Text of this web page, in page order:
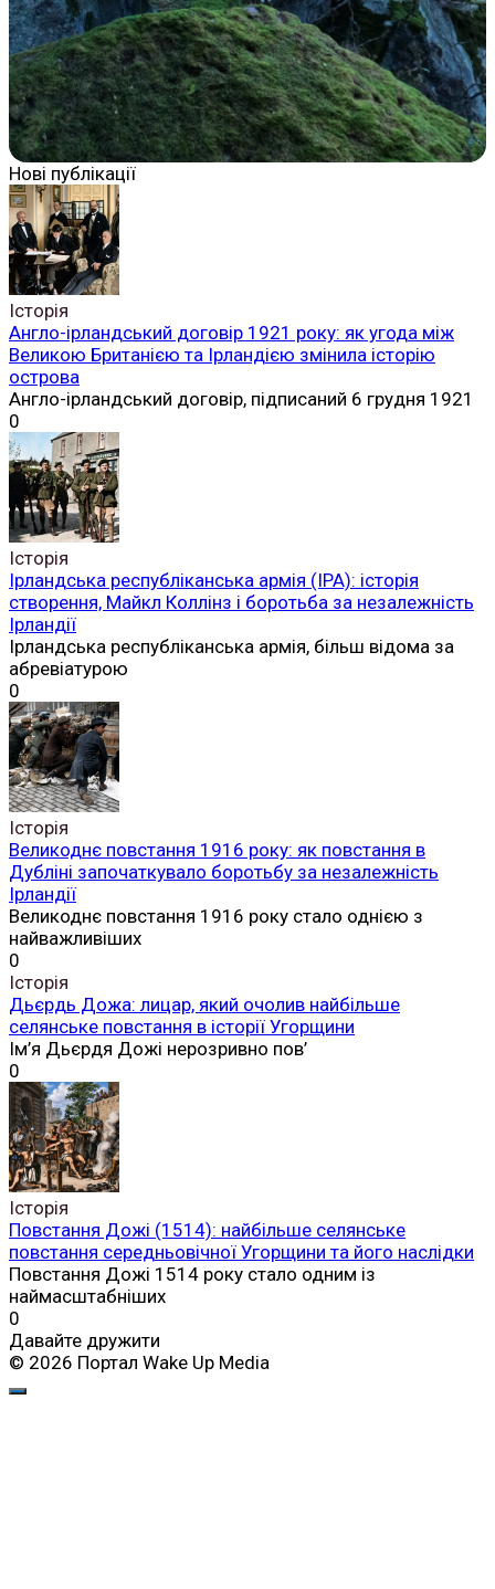
Нові публікації
Історія
Англо-ірландський договір 1921 року: як угода між
Великою Британією та Ірландією змінила історію
острова
Англо-ірландський договір, підписаний 6 грудня 1921
0
Історія
Ірландська республіканська армія (ІРА): історія
створення, Майкл Коллінз і боротьба за незалежність
Ірландії
Ірландська республіканська армія, більш відома за
абревіатурою
0
Історія
Великоднє повстання 1916 року: як повстання в
Дубліні започаткувало боротьбу за незалежність
Ірландії
Великоднє повстання 1916 року стало однією з
найважливіших
0
Історія
Дьєрдь Дожа: лицар, який очолив найбільше
селянське повстання в історії Угорщини
Ім’я Дьєрдя Дожі нерозривно пов’
0
Історія
Повстання Дожі (1514): найбільше селянське
повстання середньовічної Угорщини та його наслідки
Повстання Дожі 1514 року стало одним із
наймасштабніших
0
Давайте дружити
© 2026 Портал Wake Up Media